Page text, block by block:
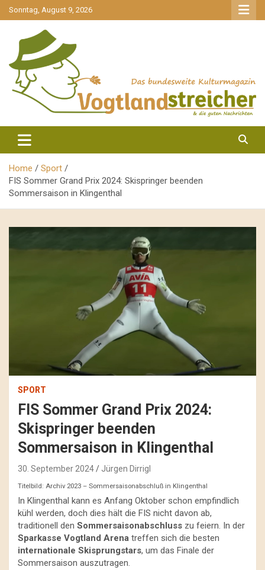
gehe
zum
Sonntag, August 9, 2026
Vogtlandstreicher
Home
Sport
FIS Sommer Grand Prix 2024: Skispringer beenden
Sommersaison in Klingenthal
SPORT
FIS Sommer Grand Prix 2024:
Skispringer beenden
Sommersaison in Klingenthal
30. September 2024 Jürgen Dirrigl
Titelbild: Archiv 2023 – Sommersaisonabschluß in Klingenthal
In Klingenthal kann es Anfang Oktober schon empfindlich
kühl werden, doch dies hält die FIS nicht davon ab,
traditionell den Sommersaisonabschluss zu feiern. In der
Sparkasse Vogtland Arena treffen sich die besten
internationale Skisprungstars, um das Finale der
Sommersaison auszutragen.